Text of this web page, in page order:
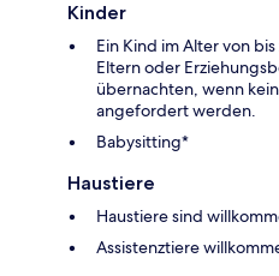
Kinder
Ein Kind im Alter von
Eltern oder
übernachten, wenn
angefordert werden.
Babysitting*
Haustiere
Haustiere sind
Assistenztiere